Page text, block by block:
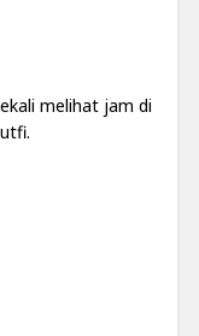
melihat jam di